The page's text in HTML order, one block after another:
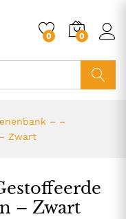
0 0
– –
Zwart
– Zwart